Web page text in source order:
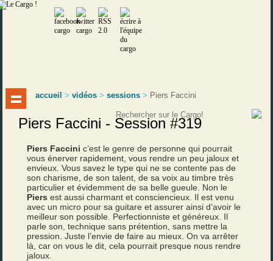
accueil >vidéos >sessions > Piers Faccini
Piers Faccini - Session #319
Piers Faccini c’est le genre de personne qui pourrait
vous énerver rapidement, vous rendre un peu jaloux et
envieux. Vous savez le type qui ne se contente pas de
son charisme, de son talent, de sa voix au timbre très
particulier et évidemment de sa belle gueule. Non le
Piersest aussi charmant et consciencieux. Il est venu
avec un micro pour sa guitare et assurer ainsi d’avoir le
meilleur son possible. Perfectionniste et généreux. Il
parle son, technique sans prétention, sans mettre la
pression. Juste l’envie de faire au mieux. On va arrêter
là, car on vous le dit, cela pourrait presque nous rendre
jaloux.